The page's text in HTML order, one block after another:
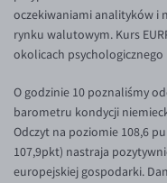
Inne pary walutowe
AUD/PLN
CAD/PLN
CNY/PLN
HKD/PLN
Aplikacja mobilna
Bezpieczeństwo
FAQ
Konto i opłaty
Poradnik
KONTAKT
Dla mediów
oczekiwaniami analityków i
rynku walutowym. Kurs
okolicach psychologicznego
O godzinie 10 poznaliśmy
barometru kondycji
Odczyt na poziomie 108,6
107,9pkt) nastraja
europejskiej gospodarki.